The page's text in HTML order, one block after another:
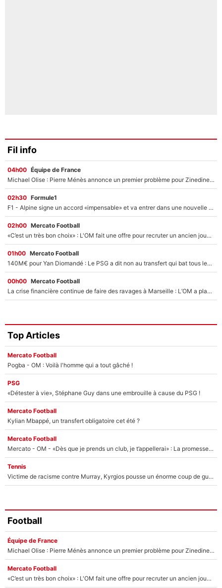
Fil info
04h00 Équipe de France
Michael Olise : Pierre Ménès annonce un premier problème pour Zinedine Zidane en équipe de France
02h30 Formule1
F1 - Alpine signe un accord «impensable» et va entrer dans une nouvelle dimension : Grande nouvelle pour Pierre Gasly !
02h00 Mercato Football
«C’est un très bon choix» : L'OM fait une offre pour recruter un ancien joueur du PSG... et c'est validé dans l'After Foot !
01h00 Mercato Football
140M€ pour Yan Diomandé : Le PSG a dit non au transfert qui bat tous les records sur le mercato
00h00 Mercato Football
La crise financière continue de faire des ravages à Marseille : L’OM a placé 12 joueurs sur le marché des transferts… et ça pourrait lui rapporter près de 100M€ !
Top Articles
Mercato Football
Pogba - OM : Voilà l'homme qui a tout gâché !
PSG
«Détester à vie», Stéphane Guy dans une embrouille à cause du PSG !
Mercato Football
Kylian Mbappé, un transfert obligatoire cet été ?
Mercato Football
Mercato - OM - «Dès que je prends un club, je t’appellerai» : La promesse de Marcelino au moment de claquer la porte
Tennis
Victime de racisme contre Murray, Kyrgios pousse un énorme coup de gueule !
Football
Équipe de France
Michael Olise : Pierre Ménès annonce un premier problème pour Zinedine Zidane en équipe de France
Mercato Football
«C’est un très bon choix» : L'OM fait une offre pour recruter un ancien joueur du PSG... et c'est validé dans l'After Foot !